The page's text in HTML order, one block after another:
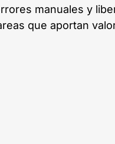
manuales y
que aportan